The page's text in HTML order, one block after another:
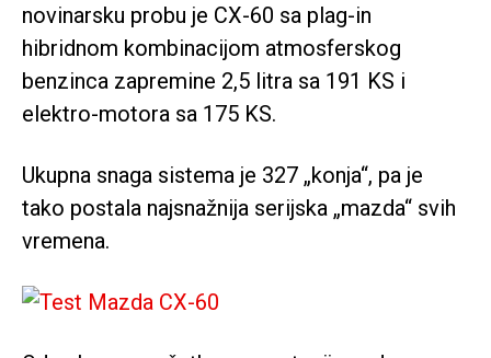
novinarsku probu je CX-60 sa plag-in
hibridnom kombinacijom atmosferskog
benzinca zapremine 2,5 litra sa 191 KS i
elektro-motora sa 175 KS.
Ukupna snaga sistema je 327 „konja“, pa je
tako postala najsnažnija serijska „mazda“ svih
vremena.